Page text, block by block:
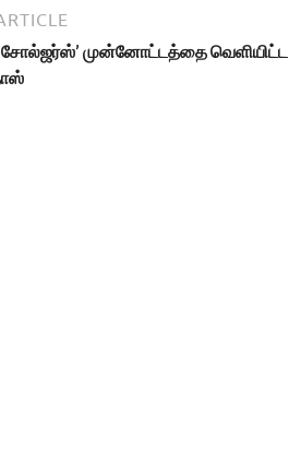
முன்னோட்டத்தை வெளியிட்ட